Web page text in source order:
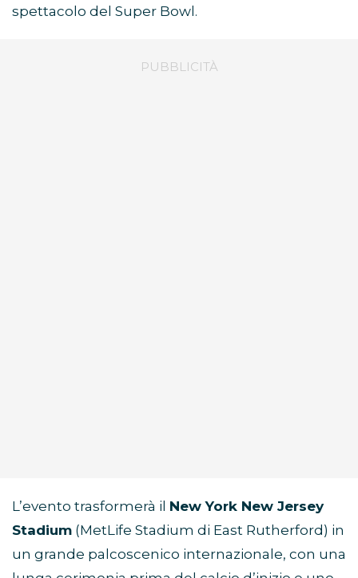
spettacolo del Super Bowl.
L’evento trasformerà il New York New Jersey
Stadium (MetLife Stadium di East Rutherford) in
un grande palcoscenico internazionale, con una